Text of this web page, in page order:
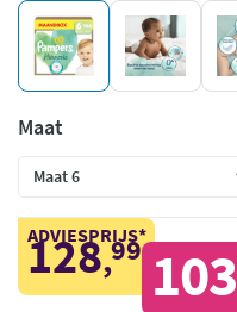
Maat
ADVIESPRIJS*
128,99 103